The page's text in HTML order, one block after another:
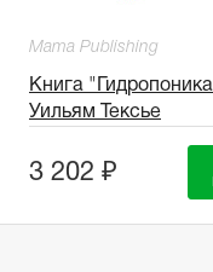
Mama Publishing
Книга
Уильям Тексье
3 202 ₽